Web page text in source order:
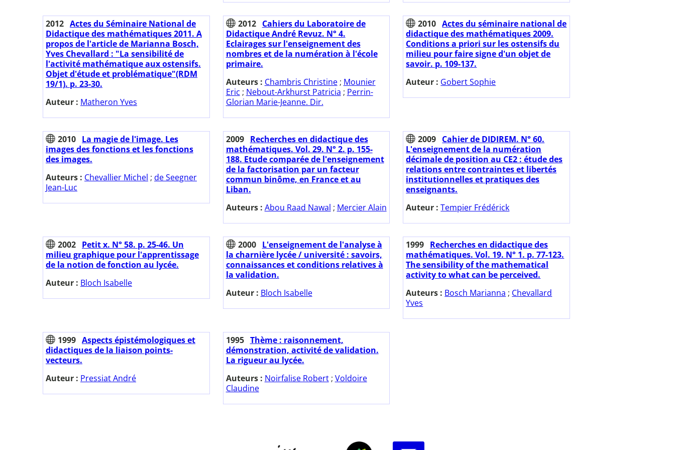
2012 Actes du Séminaire National de
Didactique des mathématiques 2011. A
propos de l'article de Marianna Bosch,
Yves Chevallard : "La sensibilité de
l'activité mathématique aux ostensifs.
Objet d'étude et problématique"(RDM
19/1). p. 23-30.
Auteur : Matheron Yves
2012
Cahiers du Laboratoire de
Didactique André Revuz. N° 4.
Eclairages sur l'enseignement des
nombres et de la numération à l'école
primaire.
Auteurs : Chambris Christine; Mounier
Eric ; Nebout-Arkhurst Patricia ; Perrin-
Glorian Marie-Jeanne. Dir.
2010 Actes du séminaire national de
didactique des mathématiques 2009.
Conditions a priori sur les ostensifs du
milieu pour faire signe d'un objet de
savoir. p. 109-137.
Auteur : Gobert Sophie
2010 La magie de l'image. Les
images des fonctions et les fonctions
des images.
Auteurs : Chevallier Michel ; de Seegner
Jean-Luc
2009
Recherches en didactique des
mathématiques. Vol. 29. N° 2. p. 155-
188. Etude comparée de l'enseignement
de la factorisation par un facteur
commun binôme, en France et au
Liban.
Auteurs : Abou Raad Nawal ; Mercier Alain
2009 Cahier de DIDIREM. N° 60.
L'enseignement de la numération
décimale de position au CE2 : étude des
relations entre contraintes et libertés
institutionnelles et pratiques des
enseignants.
Auteur :Tempier Frédérick
2002 Petit x. N° 58. p. 25-46. Un
milieu graphique pour l'apprentissage
de la notion de fonction au lycée.
Auteur : Bloch Isabelle
2000
L'enseignement de l'analyse à
la charnière lycée / université : savoirs,
connaissances et conditions relatives à
la validation.
Auteur : Bloch Isabelle
1999 Recherches en didactique des
mathématiques. Vol. 19. N° 1. p. 77-123.
The sensibility of the mathematical
activity to what can be perceived.
Auteurs : Bosch Marianna ; Chevallard
Yves
1999 Aspects épistémologiques et
didactiques de la liaison points-
vecteurs.
Auteur : Pressiat André
1995 Thème : raisonnement,
démonstration, activité de validation.
La rigueur au lycée.
Auteurs : Noirfalise Robert; Voldoire
Claudine